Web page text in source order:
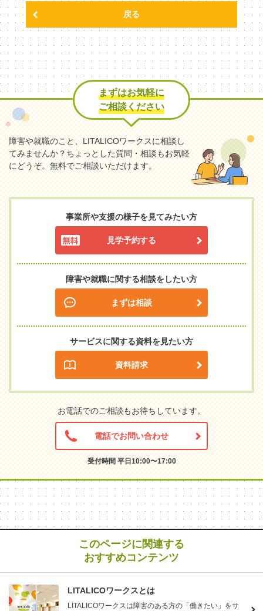
戻る
まずはお気軽に
ご相談ください
障害や就職のこと、LITALICOワークスに相談し
てみませんか？ちょっとした質問・相談もお気軽
にどうぞ。無料でご相談いただけます。
事業所や支援の様子を見てみたい方
見学予約する
障害や就職に関する相談をしたい方
まずは相談
サービスに関する資料を見たい方
資料請求
お電話でのご相談もお待ちしています。
電話でお問い合わせ
受付時間 平日10:00〜17:00
このページに関連する
おすすめコンテンツ
LITALICOワークスとは
LITALICOワークスは障害のある方の「働きたい」をサ